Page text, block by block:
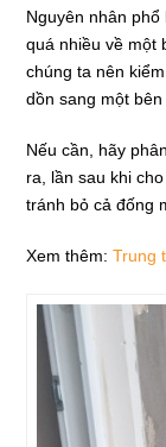
Nguyên nhân
quá nhiều về một
chúng ta nên
dồn sang một bên
Nếu cần, hãy
ra, lần sau khi
tránh bỏ cả đống
Xem thêm:Trung